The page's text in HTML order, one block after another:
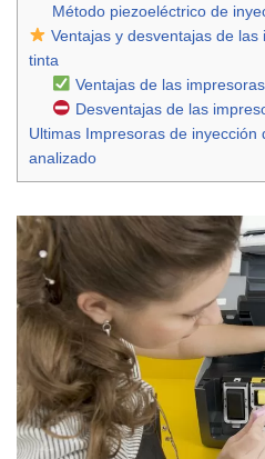
Método piezoeléctrico de
Ventajas y desventajas de
tinta
Ventajas de las
Desventajas de las
Ultimas Impresoras de inyección
analizado